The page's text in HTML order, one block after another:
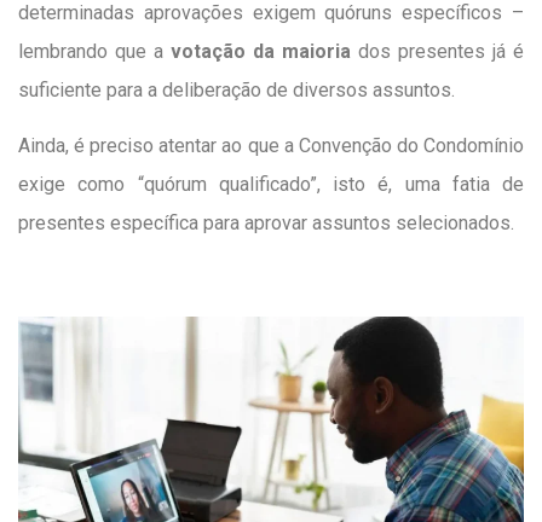
determinadas aprovações exigem quóruns específicos –
lembrando que a votação da maioria dos presentes já é
suficiente para a deliberação de diversos assuntos.
Ainda, é preciso atentar ao que a Convenção do Condomínio
exige como “quórum qualificado”, isto é, uma fatia de
presentes específica para aprovar assuntos selecionados.